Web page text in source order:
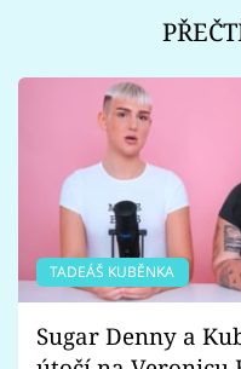
TADEÁŠ KUBĚNKA
Sugar Denny a